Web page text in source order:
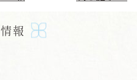
報